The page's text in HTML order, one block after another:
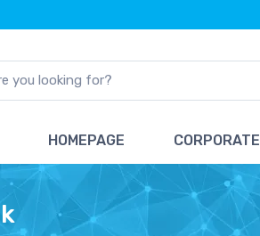
HOMEPAGE CORPORATE